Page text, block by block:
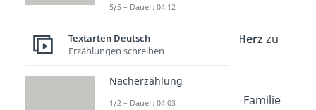
besonders macht:
„Familie ist, wo das
Herzzu
Hause ist.“
„Zuhause
ist, wo die Familie
5/5 – Dauer: 04:12
Textarten Deutsch
Erzählungen schreiben
Nacherzählung
1/2 – Dauer: 04:03